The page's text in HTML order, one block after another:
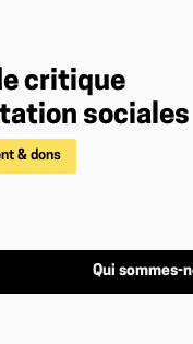
critique
sociales
& dons
Qui sommes-